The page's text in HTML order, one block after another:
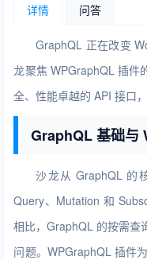
详情 问答
GraphQL 正在改变
龙聚焦 WPGraphQL 插件
全、性能卓越的 API 接口
GraphQL 基础与
沙龙从 GraphQL 的
Query、Mutation 和
相比，GraphQL 的按需查
问题。WPGraphQL 插件